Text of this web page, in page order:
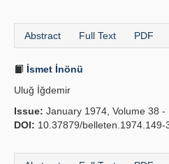
Abstract Full Text PDF
İsmet İnönü
Uluğ İğdemir
Issue: January 1974, Volume 38 -
DOI: 10.37879/belleten.1974.149-